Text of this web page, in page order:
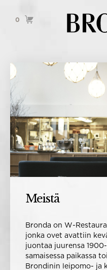
0
W
Meistä
Bronda on W-
jonka ovet avattiin
juontaa juurensa
samaisessa paikassa
Brondinin leipomo- ja